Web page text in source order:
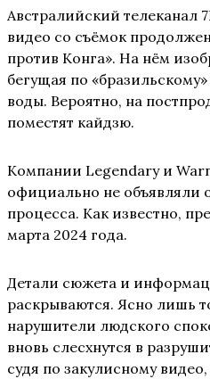
Австралийский телеканал
видео со съёмок
против Конга». На нём
бегущая по
воды. Вероятно, на
поместят кайдзю.
Компании Legendary и
официально не объявляли
процесса. Как известно,
марта 2024 года.
Детали сюжета и
раскрываются. Ясно лишь
нарушители людского
вновь слесхнутся в
судя по закулисному